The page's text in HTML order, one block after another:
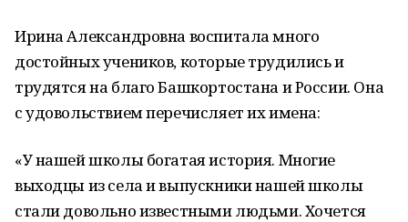
Ирина Александровна воспитала много
достойных учеников, которые трудились и
трудятся на благо Башкортостана и России. Она
с удовольствием перечисляет их имена:
«У нашей школы богатая история. Многие
выходцы из села и выпускники нашей школы
стали довольно известными людьми. Хочется